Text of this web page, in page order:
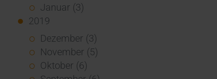
Januar (3)
2019
Dezember (3)
November (5)
Oktober (6)